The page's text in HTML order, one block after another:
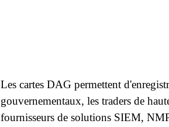
Les cartes DAG permettent
gouvernementaux, les traders de
fournisseurs de solutions SIEM,